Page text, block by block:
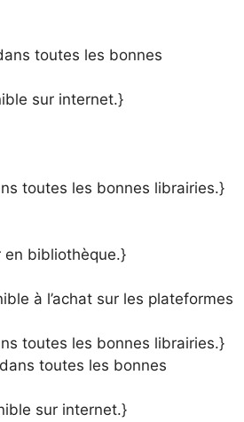
toutes les bonnes
sur internet.}
toutes les bonnes librairies.}
en bibliothèque.}
à l’achat sur les plateformes
toutes les bonnes librairies.}
toutes les bonnes
sur internet.}